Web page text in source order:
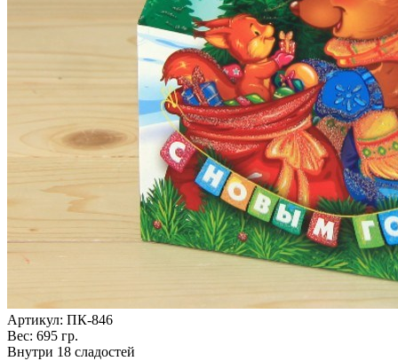
Артикул: ПК-846
Вес: 695 гр.
Внутри 18 сладостей